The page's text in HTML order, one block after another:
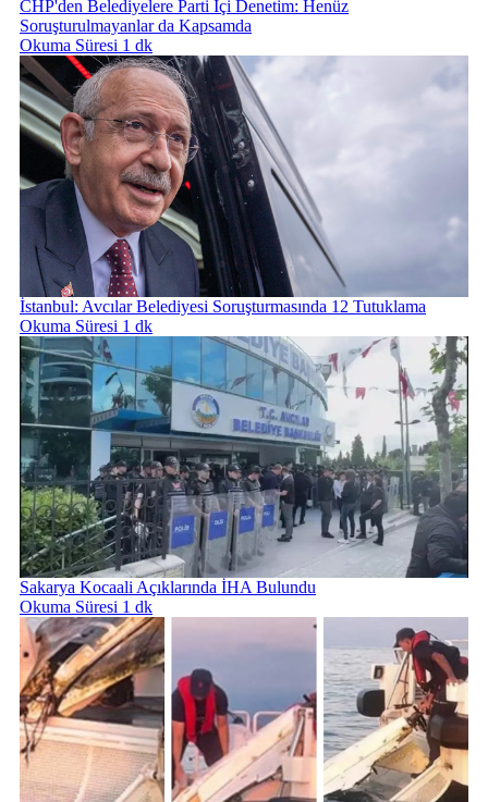
CHP'den Belediyelere Parti İçi Denetim: Henüz
Soruşturulmayanlar da Kapsamda
Okuma Süresi 1 dk
İstanbul: Avcılar Belediyesi Soruşturmasında 12 Tutuklama
Okuma Süresi 1 dk
Sakarya Kocaali Açıklarında İHA Bulundu
Okuma Süresi 1 dk